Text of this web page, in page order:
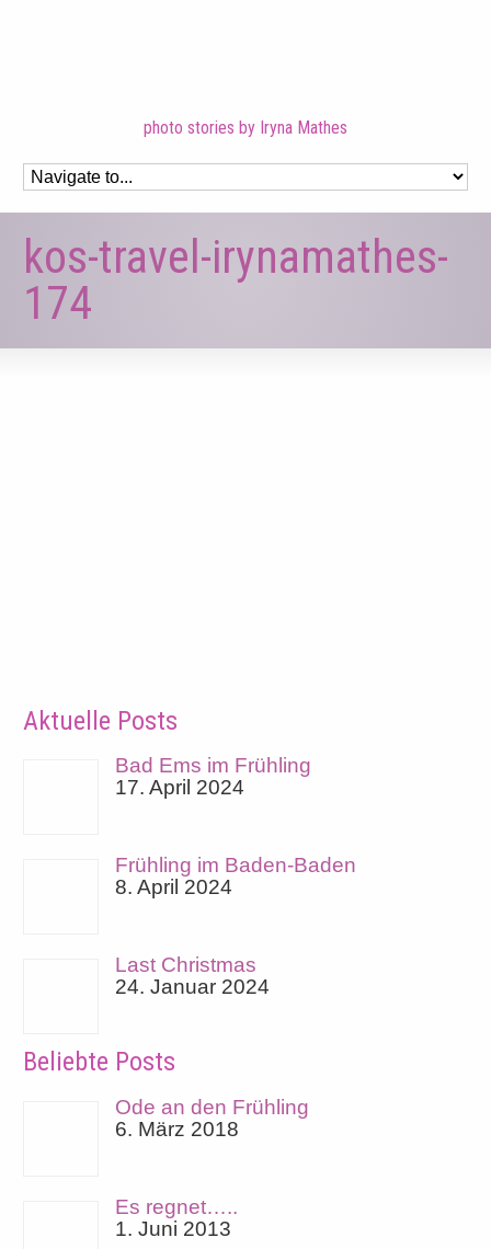
photo stories by Iryna Mathes
kos-travel-irynamathes-
174
Aktuelle Posts
Bad Ems im Frühling
17. April 2024
Frühling im Baden-Baden
8. April 2024
Last Christmas
24. Januar 2024
Beliebte Posts
Ode an den Frühling
6. März 2018
Es regnet…..
1. Juni 2013